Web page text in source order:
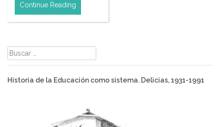
Continue Reading
Buscar:
Historia de la Educación como sistema. Delicias, 1931-1991